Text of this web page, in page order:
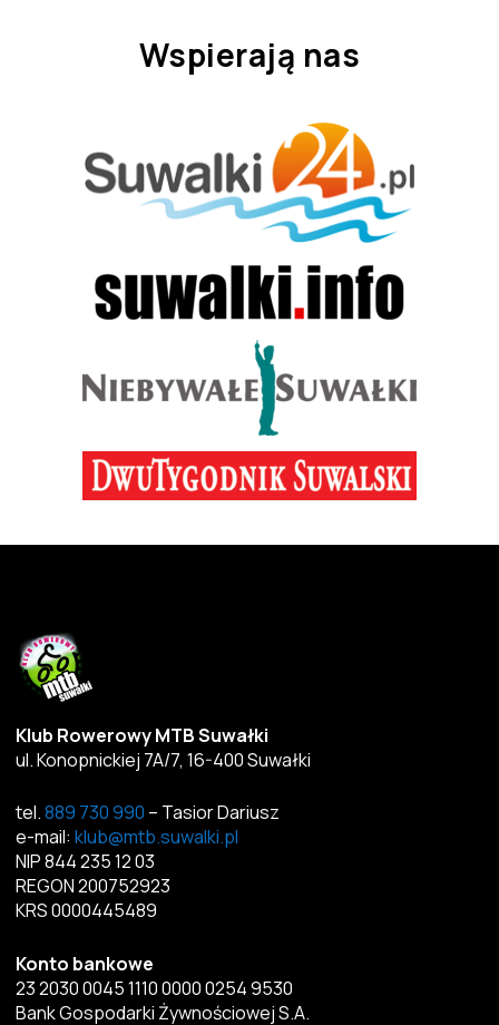
Wspierają nas
Klub Rowerowy MTB Suwałki
ul. Konopnickiej 7A/7, 16-400 Suwałki
tel.889 730 990 – Tasior Dariusz
e-mail: klub@mtb.suwalki.pl
NIP 844 235 12 03
REGON 200752923
KRS 0000445489
Konto bankowe
23 2030 0045 1110 0000 0254 9530
Bank Gospodarki Żywnościowej S.A.